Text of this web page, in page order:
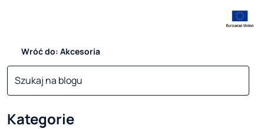
Wróć do: Akcesoria
Kategorie